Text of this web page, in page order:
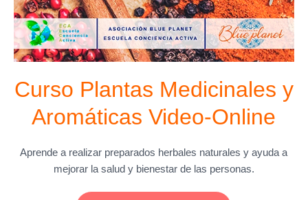
Curso Plantas Medicinales y
Aromáticas Video-Online
Aprende a realizar preparados herbales naturales y ayuda a
mejorar la salud y bienestar de las personas.